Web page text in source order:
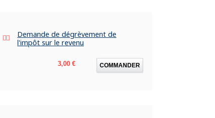
Demande de dégrèvement de
l'impôt sur le revenu
Prix
3,00 € COMMANDER